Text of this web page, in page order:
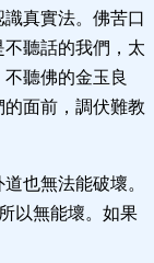
真實法。佛苦口
聽話的我們，太
聽佛的金玉良
面前，調伏難教
也無法能破壞。
以無能壞。如果